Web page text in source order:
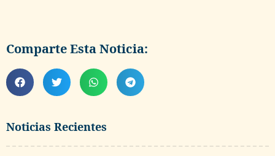
Noticias Recientes
Comparte Esta Noticia: